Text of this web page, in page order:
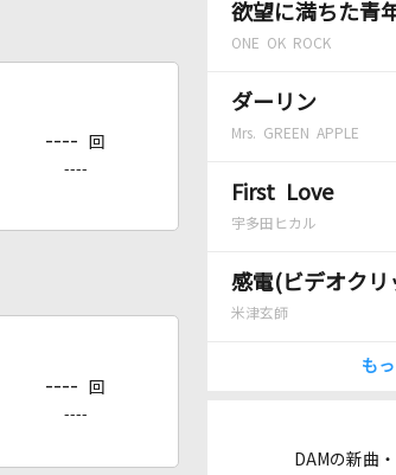
欲望に満ちた青
ONE OK ROCK
ダーリン
Mrs. GREEN APPLE
First Love
宇多田ヒカル
感電(ビデオクリ
米津玄師
も
DAMの新曲
---- 回
----
---- 回
----